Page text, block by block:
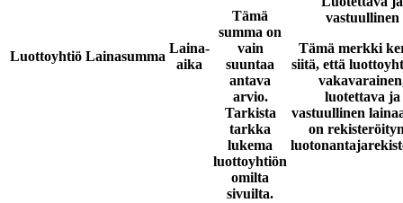
Luottoyhtiö Lainasumma
Laina-
aika
Tämä
summa on
vain
suuntaa
antava
arvio.
Tarkista
tarkka
lukema
luottoyhtiön
omilta
sivuilta.
vastuullinen
Tämä merkki
siitä, että
luotettava ja
vastuullinen
on